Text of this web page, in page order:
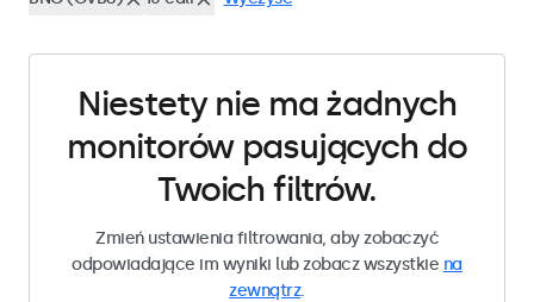
Niestety nie ma żadnych
monitorów pasujących do
Twoich filtrów.
Zmień ustawienia filtrowania, aby zobaczyć
odpowiadające im wyniki lub zobacz wszystkie na
zewnątrz.